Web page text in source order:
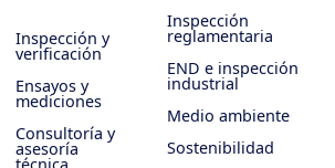
Inspección y
verificación
Ensayos y
mediciones
Consultoría y
asesoría
Inspección
reglamentaria
END e inspección
industrial
Medio ambiente
Sostenibilidad